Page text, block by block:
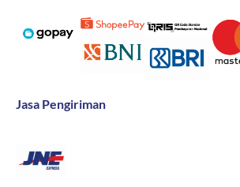
Jasa Pengiriman